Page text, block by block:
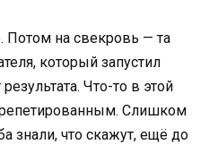
Потом на свекровь — та
который запустил
Что-то в этой
Слишком
знали, что скажут, ещё до